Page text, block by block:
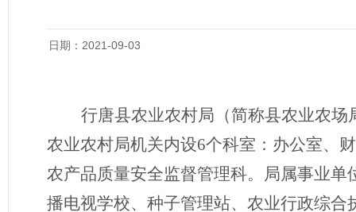
日期：2021-09-03
行唐县农业农村局（简称县农业农
农业农村局机关内设6个科室：办公室、
农产品质量安全监督管理科。局属事业
播电视学校、种子管理站、农业行政综